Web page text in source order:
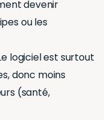
devenir
ou les
logiciel est surtout
donc moins
(santé,